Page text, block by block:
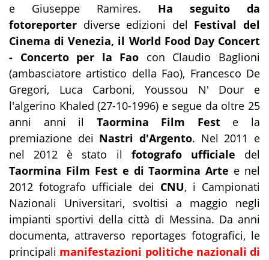
e Giuseppe Ramires. Ha seguito da
fotoreporter diverse edizioni del Festival del
Cinema di Venezia, il World Food Day Concert
- Concerto per la Fao con Claudio Baglioni
(ambasciatore artistico della Fao), Francesco De
Gregori, Luca Carboni, Youssou N' Dour e
l'algerino Khaled (27-10-1996) e segue da oltre 25
anni anni il Taormina Film Feste la
premiazione dei Nastri d'Argento. Nel 2011 e
nel 2012 è stato il fotografo ufficiale del
Taormina Film Fest e di Taormina Arte e nel
2012 fotografo ufficiale dei CNU, i Campionati
Nazionali Universitari, svoltisi a maggio negli
impianti sportivi della città di Messina. Da anni
documenta, attraverso reportages fotografici, le
principali manifestazioni politiche nazionali di